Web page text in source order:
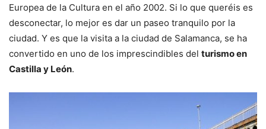
Europea de la Cultura en el año 2002. Si lo que queréis es
desconectar, lo mejor es dar un paseo tranquilo por la
ciudad. Y es que la visita a la ciudad de Salamanca, se ha
convertido en uno de los imprescindibles del turismo en
Castilla y León.